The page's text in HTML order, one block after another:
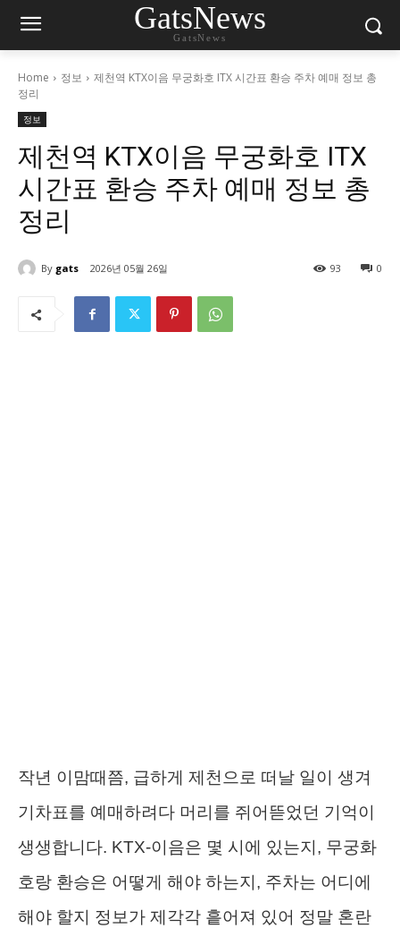
GatsNews
GatsNews
Home 정보
제천역 KTX이음 무궁화호 ITX 시간표 환승 주차 예매 정보 총
정리
정보
제천역 KTX이음 무궁화호 ITX
시간표 환승 주차 예매 정보 총
정리
By gats 2026년 05월 26일 0
93
작년 이맘때쯤, 급하게 제천으로 떠날 일이 생겨
기차표를 예매하려다 머리를 쥐어뜯었던 기억이
생생합니다. KTX-이음은 몇 시에 있는지, 무궁화
호랑 환승은 어떻게 해야 하는지, 주차는 어디에
해야 할지 정보가 제각각 흩어져 있어 정말 혼란